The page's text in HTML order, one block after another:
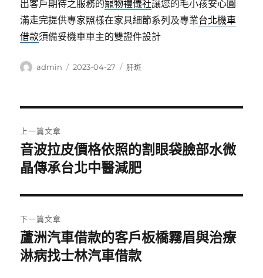
出客戶期待之服務的寵物禮儀社讓您的毛小孩安心圓
滿走完提供專家照樣在家具細節系列及專業台北機車
借款須備妥機車車主的雙證件設計
作
admin
發
2023-04-27
分
肝斑
章
導
覽
上一篇文章
上
一
文
章:
音波拉皮價格依照的割眼袋臉部水微
晶傳承台北中醫減肥
下一篇文章
下
一
蘆洲汽車借款的客戶板橋霧眉與治療
淋病找士林汽車借款